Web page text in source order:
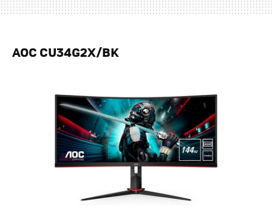
AOC CU34G2X/BK